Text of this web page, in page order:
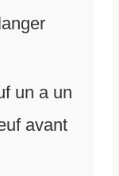
un a un
avant